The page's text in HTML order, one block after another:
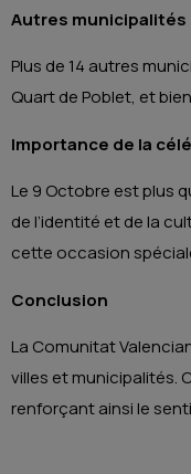
Autres municipalités
Plus de 14 autres
Quart de Poblet, et
Importance de la
Le 9 Octobre est plus
de l’identité et de la
cette occasion
Conclusion
La Comunitat
villes et municipalités.
renforçant ainsi le